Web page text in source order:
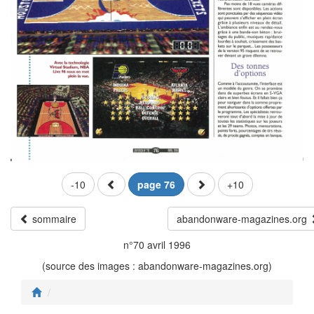
-10 page 76 +10
sommaire
abandonware-magazines.org
n°70 avril 1996
(source des images : abandonware-magazines.org)